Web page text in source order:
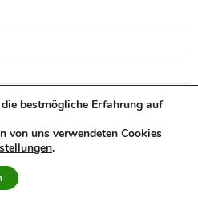
bestmögliche Erfahrung auf
von uns verwendeten Cookies
.